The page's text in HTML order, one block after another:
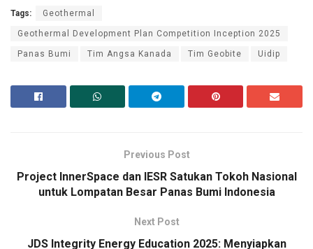
Tags: Geothermal
Geothermal Development Plan Competition Inception 2025
Panas Bumi Tim Angsa Kanada Tim Geobite Uidip
Previous Post
Project InnerSpace dan IESR Satukan Tokoh Nasional
untuk Lompatan Besar Panas Bumi Indonesia
Next Post
JDS Integrity Energy Education 2025: Menyiapkan